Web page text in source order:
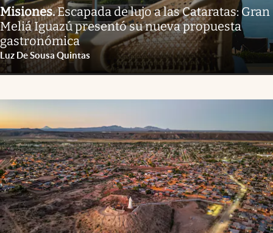
Misiones.Escapada de lujo a las Cataratas: Gran
Meliá Iguazú presentó su nueva propuesta
gastronómica
Luz De Sousa Quintas